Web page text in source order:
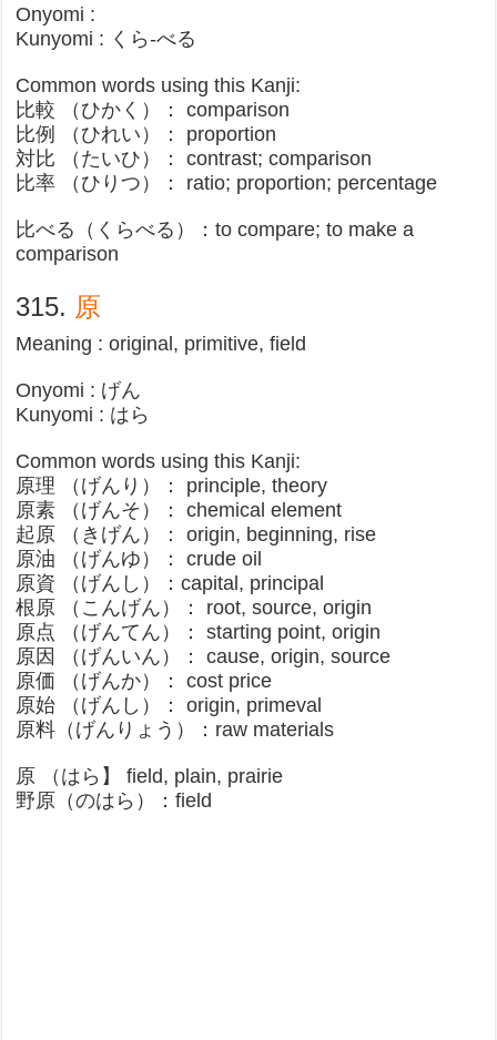
Onyomi :
Kunyomi : くら-べる
Common words using this Kanji:
比較 （ひかく）： comparison
比例 （ひれい）： proportion
対比 （たいひ）： contrast; comparison
比率 （ひりつ）： ratio; proportion; percentage
比べる（くらべる）：to compare; to make a
comparison​
315. 原
Meaning : original, primitive, field
Onyomi : げん
Kunyomi : はら
Common words using this Kanji:
原理 （げんり）： principle, theory
原素 （げんそ）： chemical element
起原 （きげん）： origin, beginning, rise
原油 （げんゆ）： crude oil
原資 （げんし）：capital, principal
根原 （こんげん）： root, source, origin
原点 （げんてん）： starting point, origin
原因 （げんいん）： cause, origin, source
原価 （げんか）： cost price
原始 （げんし）： origin, primeval
原料（げんりょう）：raw materials​
原 （はら】 field, plain, prairie
野原（のはら）：field​